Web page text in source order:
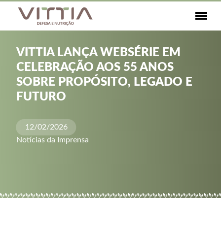
VITTIA LANÇA WEBSÉRIE EM
CELEBRAÇÃO AOS 55 ANOS
SOBRE PROPÓSITO, LEGADO E
FUTURO
12/02/2026
Notícias da Imprensa